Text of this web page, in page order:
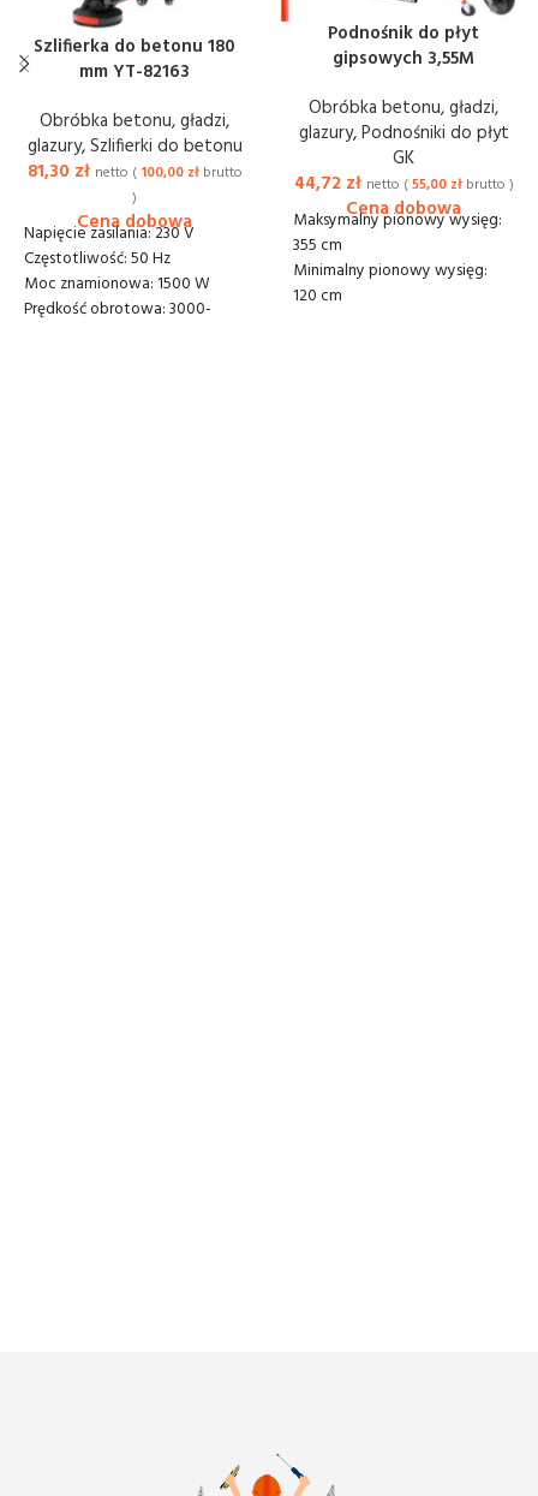
Szlifierka do betonu 180
mm YT-82163
Obróbka betonu, gładzi,
glazury,Szlifierki do betonu
81,30 zł netto ( 100,00 złbrutto
)
Napięcie zasilania: 230 V
Częstotliwość: 50 Hz
Moc znamionowa: 1500 W
Prędkość obrotowa: 3000-
Podnośnik do płyt
gipsowych 3,55M
Obróbka betonu, gładzi,
glazury,Podnośniki do płyt
GK
44,72 zł netto (55,00 złbrutto )
Maksymalny pionowy wysięg:
355 cm
Minimalny pionowy wysięg:
120 cm